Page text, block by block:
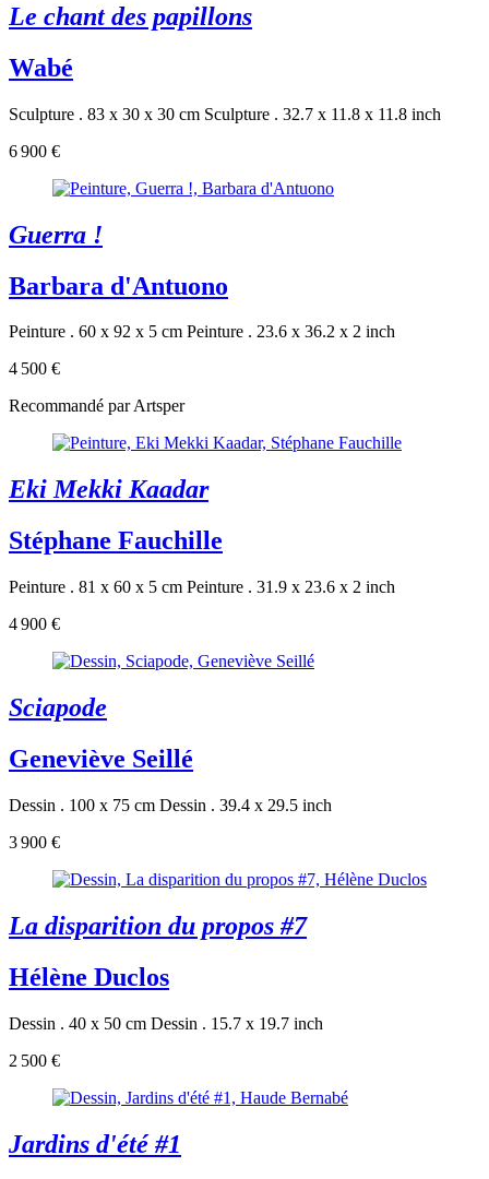
Le chant des papillons
Wabé
Sculpture . 83 x 30 x 30 cm Sculpture . 32.7 x 11.8 x 11.8 inch
6 900 €
Guerra !
Barbara d'Antuono
Peinture . 60 x 92 x 5 cm Peinture . 23.6 x 36.2 x 2 inch
4 500 €
Recommandé par Artsper
Eki Mekki Kaadar
Stéphane Fauchille
Peinture . 81 x 60 x 5 cm Peinture . 31.9 x 23.6 x 2 inch
4 900 €
Sciapode
Geneviève Seillé
Dessin . 100 x 75 cm Dessin . 39.4 x 29.5 inch
3 900 €
La disparition du propos #7
Hélène Duclos
Dessin . 40 x 50 cm Dessin . 15.7 x 19.7 inch
2 500 €
Jardins d'été #1